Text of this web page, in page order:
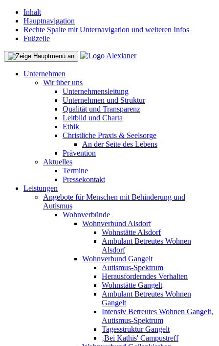
Inhalt
Hauptnavigation
Rechte Spalte mit Unternavigation und weiteren Infos
Fußzeile
Unternehmen
Wir über uns
Unternehmensleitung
Unternehmen und Struktur
Qualität und Transparenz
Leitbild und Charta
Ethik
Christliche Praxis & Seelsorge
An der Seite des Lebens
Prävention
Aktuelles
Termine
Pressekontakt
Leistungen
Angebote für Menschen mit Behinderung und
Autismus
Wohnverbünde
Wohnverbund Alsdorf
Wohnstätte Alsdorf
Ambulant Betreutes Wohnen
Alsdorf
Wohnverbund Gangelt
Autismus-Spektrum
Herausforderndes Verhalten
Wohnstätte Gangelt
Ambulant Betreutes Wohnen
Gangelt
Intensiv Betreutes Wohnen Gangelt,
Autismus-Spektrum
Tagesstruktur Gangelt
‚Bei Kathis' Campustreff